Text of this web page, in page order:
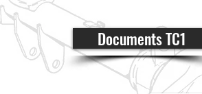
Documents TC1